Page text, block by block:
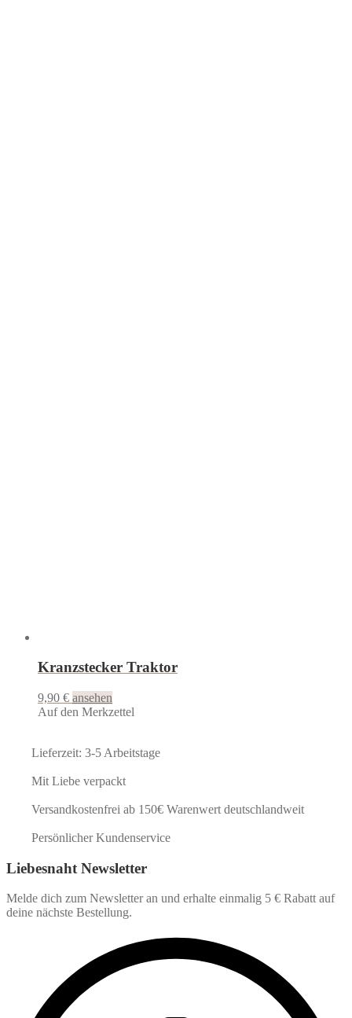
Kranzstecker Traktor
9,90 € ansehen
Auf den Merkzettel
Lieferzeit: 3-5 Arbeitstage
Mit Liebe verpackt
Versandkostenfrei ab 150€ Warenwert deutschlandweit
Persönlicher Kundenservice
Liebesnaht Newsletter
Melde dich zum Newsletter an und erhalte einmalig 5 € Rabatt auf
deine nächste Bestellung.